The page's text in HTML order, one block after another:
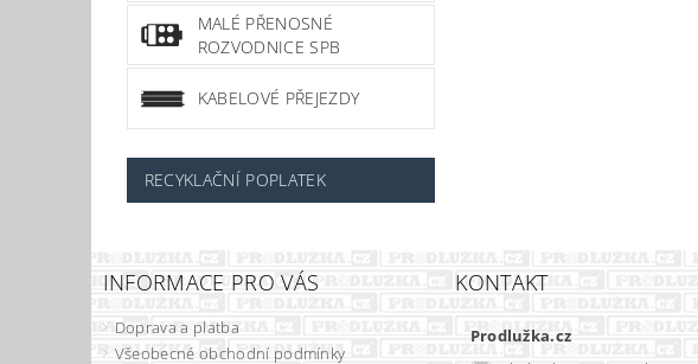
MALÉ PŘENOSNÉ
ROZVODNICE SPB
KABELOVÉ PŘEJEZDY
RECYKLAČNÍ POPLATEK
INFORMACE PRO VÁS
Doprava a platba
Všeobecné obchodní podmínky
KONTAKT
Prodlužka.cz